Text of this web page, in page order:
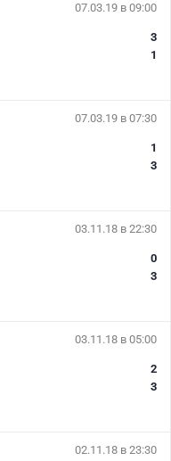
07.03.19 в 09:00
3
1
07.03.19 в 07:30
1
3
03.11.18 в 22:30
0
3
03.11.18 в 05:00
2
3
02.11.18 в 23:30